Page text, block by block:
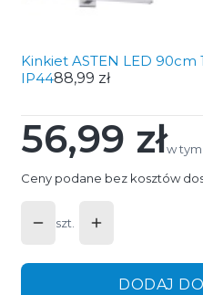
Kinkiet ASTEN LED
IP4488,99 zł
Cena
56,99 złw tym
w tym
Ceny podane bez kosztów
szt.
DODAJ